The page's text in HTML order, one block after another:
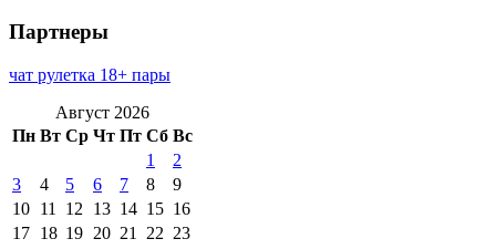
Партнеры
чат рулетка 18+ пары
Август 2026
Пн Вт Ср Чт Пт Сб Вс
1
2
3
4 5 6 7 8
9
10 11 12 13 14 15 16
17 18 19 20 21 22 23